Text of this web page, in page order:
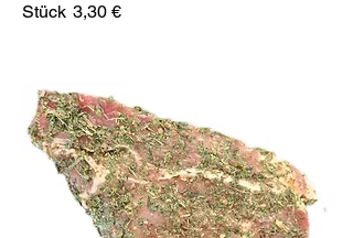
Stück 3,30 €